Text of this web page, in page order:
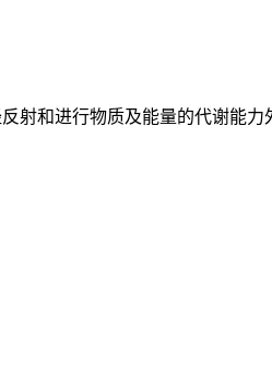
射和进行物质及能量的代谢能